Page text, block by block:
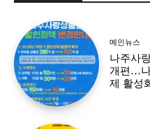
메인뉴스
나주사
개편…
제 활성